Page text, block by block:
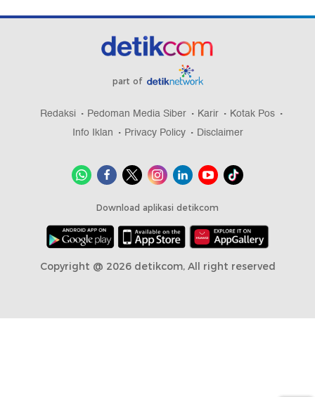
part of
Redaksi Pedoman Media Siber Karir
Kotak Pos
Info Iklan
Privacy Policy Disclaimer
Download aplikasi detikcom
Copyright @ 2026 detikcom, All right reserved